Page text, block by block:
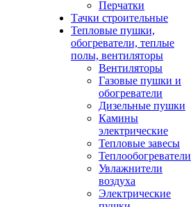
Перчатки
Тачки строительные
Тепловые пушки,
обогреватели, теплые
полы, вентиляторы
Вентиляторы
Газовые пушки и
обогреватели
Дизельные пушки
Камины
электрические
Тепловые завесы
Теплообогреватели
Увлажнители
воздуха
Электрические